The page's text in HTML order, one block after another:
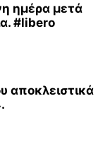
ημέρα μετά
#libero
αποκλειστικά